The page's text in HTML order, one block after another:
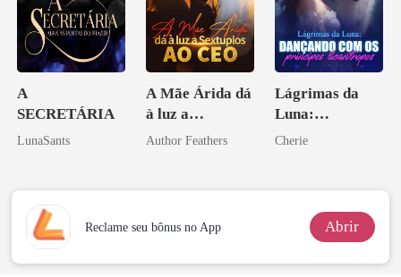
A
SECRETÁRIA
LunaSants
A Mãe Árida dá
à luz a
Sextuplos ao
Author Feathers
Lágrimas da
Luna:
Dançando com
Cherie
Reclame seu bônus no App Abrir